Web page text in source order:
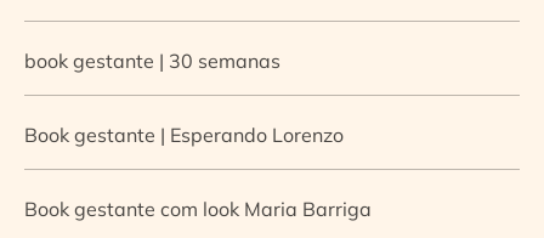
book gestante | 30 semanas
Book gestante | Esperando Lorenzo
Book gestante com look Maria Barriga